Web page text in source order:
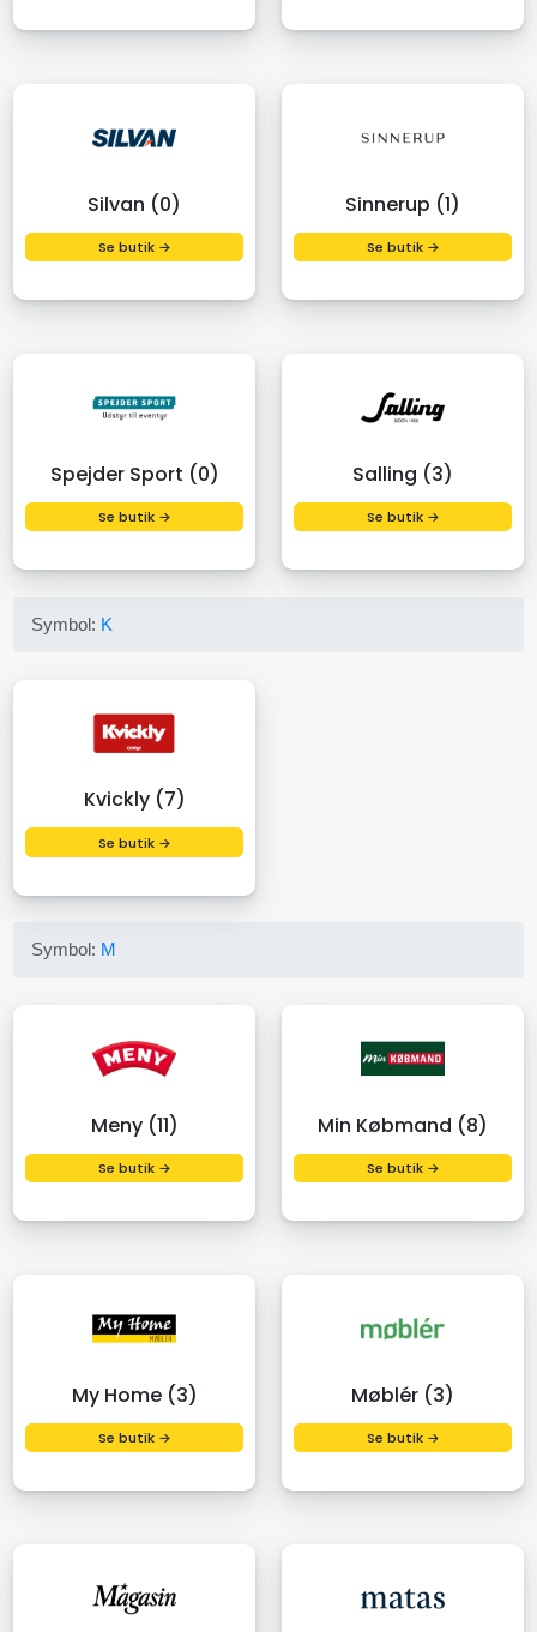
Silvan (0)
Se butik →
Sinnerup (1)
Se butik →
Spejder Sport (0)
Se butik →
Salling (3)
Se butik →
Symbol: K
Kvickly (7)
Se butik →
Symbol: M
Meny (11)
Se butik →
Min Købmand (8)
Se butik →
My Home (3)
Se butik →
Møblér (3)
Se butik →